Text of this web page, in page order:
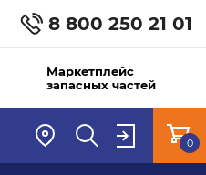
8 800 250 21 01
Маркетплейс
запасных частей
0